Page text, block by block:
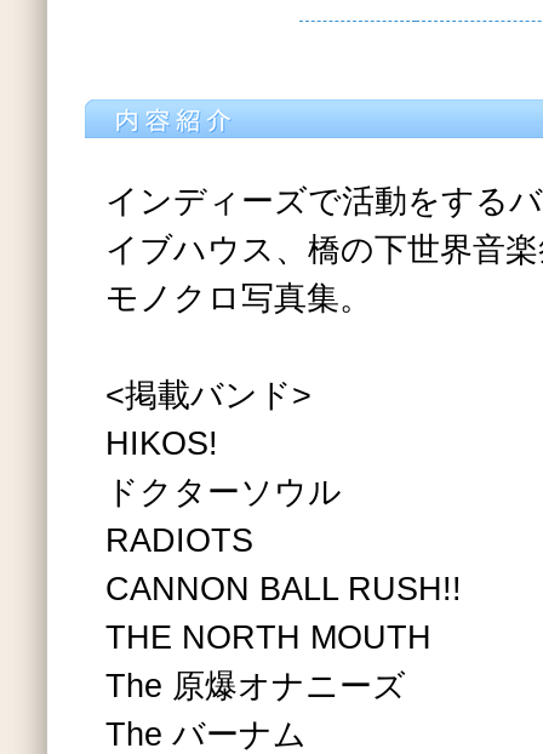
インディーズで活動をする
イブハウス、橋の下世界音
モノクロ写真集。
<掲載バンド>
HIKOS!
ドクターソウル
RADIOTS
CANNON BALL RUSH!!
THE NORTH MOUTH
The 原爆オナニーズ
The バーナム